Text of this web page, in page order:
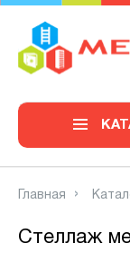
0
Главная
Стеллаж